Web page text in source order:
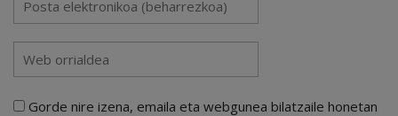
Gorde nire izena, emaila eta webgunea bilatzaile honetan